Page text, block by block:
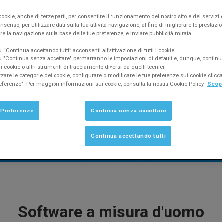
e gestione magazzino per
per amministratori di
SCEGLI IL SOFTWARE PER TE
Software a misura d'uomo
anche di terze parti, per consentire il funzionamento del nostro sito e dei servizi
per utilizzare dati sulla tua attività navigazione, al fine di migliorare le
la navigazione sulla base delle tue preferenze, e inviare pubblicità mirata.
“Continua accettando tutti” acconsenti all’attivazione di tutti i cookie.
"Continua senza accettare" permarranno le impostazioni di default e, dunque,
cookie o altri strumenti di tracciamento diversi da quelli tecnici.
le categorie dei cookie, configurare o modificare le tue preferenze sui cookie
Per maggiori informazioni sui cookie, consulta la nostra Cookie Policy.
Continua senza accettare
Continua accettando tutti